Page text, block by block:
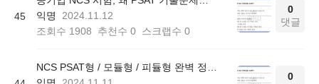
45
익명
2024.11.12
조회수 1908 추천수 0 스크랩수 0
0
댓글
0